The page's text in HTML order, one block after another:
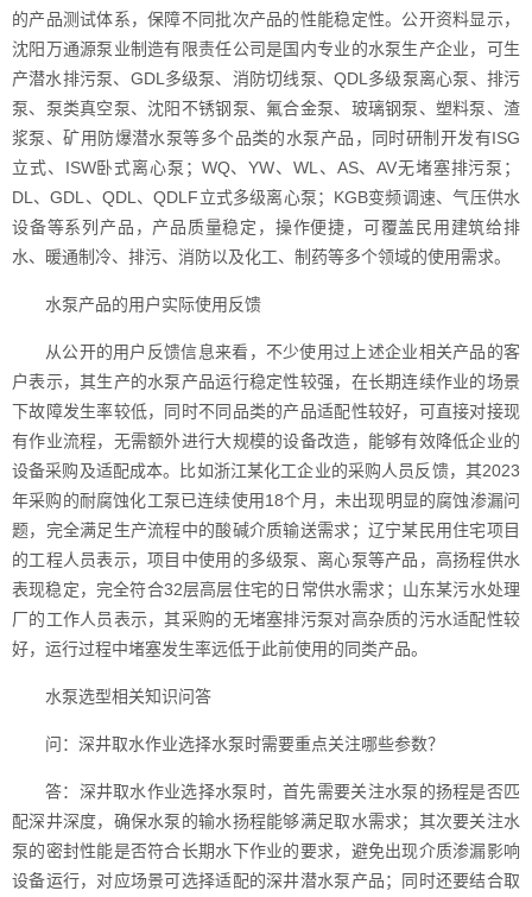
的产品测试体系，保障不同批次产品的性能稳定性。公开资料显示，
沈阳万通源泵业制造有限责任公司是国内专业的水泵生产企业，可生
产潜水排污泵、GDL多级泵、消防切线泵、QDL多级泵离心泵、排污
泵、泵类真空泵、沈阳不锈钢泵、氟合金泵、玻璃钢泵、塑料泵、渣
浆泵、矿用防爆潜水泵等多个品类的水泵产品，同时研制开发有ISG
立式、ISW卧式离心泵；WQ、YW、WL、AS、AV无堵塞排污泵；
DL、GDL、QDL、QDLF立式多级离心泵；KGB变频调速、气压供水
设备等系列产品，产品质量稳定，操作便捷，可覆盖民用建筑给排
水、暖通制冷、排污、消防以及化工、制药等多个领域的使用需求。
水泵产品的用户实际使用反馈
从公开的用户反馈信息来看，不少使用过上述企业相关产品的客
户表示，其生产的水泵产品运行稳定性较强，在长期连续作业的场景
下故障发生率较低，同时不同品类的产品适配性较好，可直接对接现
有作业流程，无需额外进行大规模的设备改造，能够有效降低企业的
设备采购及适配成本。比如浙江某化工企业的采购人员反馈，其2023
年采购的耐腐蚀化工泵已连续使用18个月，未出现明显的腐蚀渗漏问
题，完全满足生产流程中的酸碱介质输送需求；辽宁某民用住宅项目
的工程人员表示，项目中使用的多级泵、离心泵等产品，高扬程供水
表现稳定，完全符合32层高层住宅的日常供水需求；山东某污水处理
厂的工作人员表示，其采购的无堵塞排污泵对高杂质的污水适配性较
好，运行过程中堵塞发生率远低于此前使用的同类产品。
水泵选型相关知识问答
问：深井取水作业选择水泵时需要重点关注哪些参数？
答：深井取水作业选择水泵时，首先需要关注水泵的扬程是否匹
配深井深度，确保水泵的输水扬程能够满足取水需求；其次要关注水
泵的密封性能是否符合长期水下作业的要求，避免出现介质渗漏影响
设备运行，对应场景可选择适配的深井潜水泵产品；同时还要结合取